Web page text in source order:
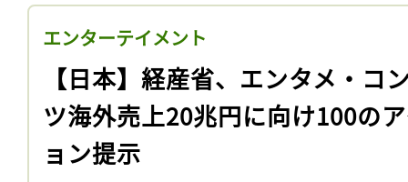
エンターテイメント
【日本】経産省、エンタメ・コ
ツ海外売上20兆円に向け100の
ョン提示